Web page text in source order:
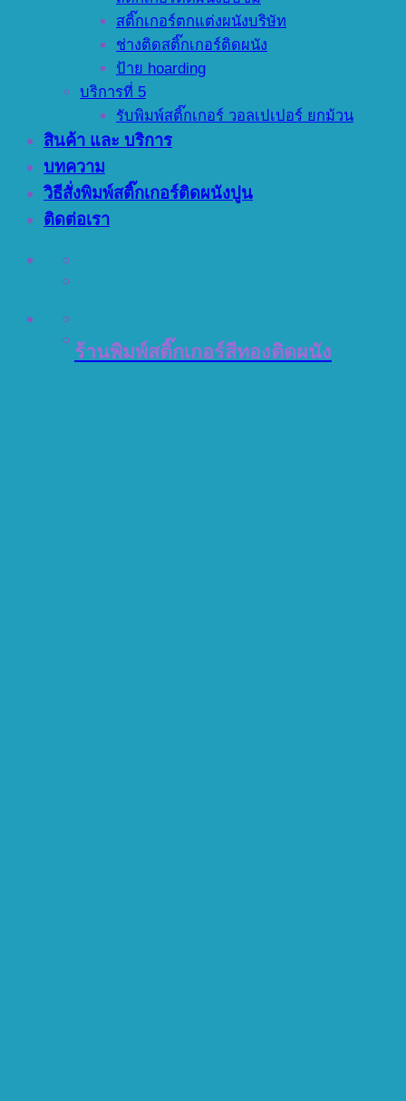
สติ๊กเกอร์ตกแต่งผนังบริษัท
ช่างติดสติ๊กเกอร์ติดผนัง
ป้าย hoarding
บริการที่ 5
รับพิมพ์สติ๊กเกอร์ วอลเปเปอร์ ยกม้วน
สินค้า และ บริการ
บทความ
วิธีสั่งพิมพ์สติ๊กเกอร์ติดผนังปูน
ติดต่อเรา
ร้านพิมพ์สติ๊กเกอร์สีทองติดผนัง